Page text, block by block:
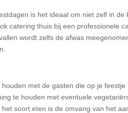
is het ideaal om niet zelf in
catering thuis bij een professionele
wordt zelfs de afwas
met de gasten die op je
te houden met eventuele
soort eten is de omvang van het